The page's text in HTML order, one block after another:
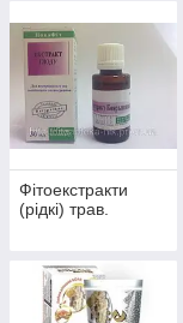
Фітоекстракти
(рідкі) трав.